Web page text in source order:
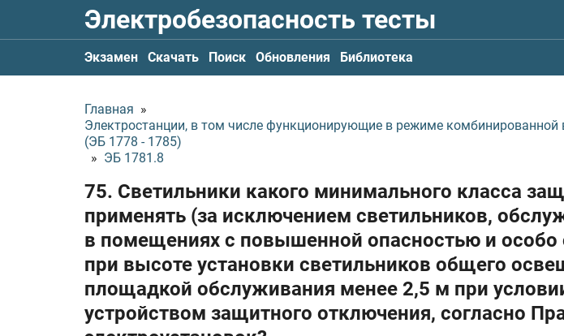
Электробезопасность тесты
Экзамен Скачать Поиск Обновления Библиотека
Главная »
Электростанции, в том числе функционирующие в режиме комбинированной
(ЭБ 1778 - 1785)
» ЭБ 1781.8
75. Светильники какого минимального класса
применять (за исключением светильников,
в помещениях с повышенной опасностью и
при высоте установки светильников общего
площадкой обслуживания менее 2,5 м при
устройством защитного отключения, согласно